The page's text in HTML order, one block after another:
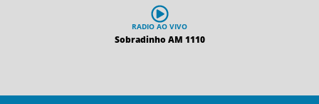
RADIO AO VIVO
Sobradinho AM 1110